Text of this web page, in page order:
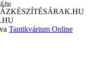
Tantikvárium Online